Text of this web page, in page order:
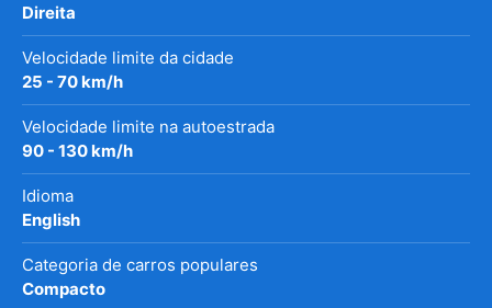
Direita
Velocidade limite da cidade
25 - 70 km/h
Velocidade limite na autoestrada
90 - 130 km/h
Idioma
English
Categoria de carros populares
Compacto